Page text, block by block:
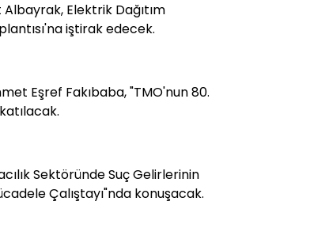
Elektrik Dağıtım
iştirak edecek.
Eşref Fakıbaba, "TMO'nun 80.
Sektöründe Suç Gelirlerinin
Çalıştayı"nda konuşacak.